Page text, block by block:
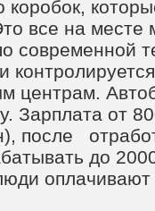
коробок,
все на месте
современной
центрам.
Зарплата от
после
до